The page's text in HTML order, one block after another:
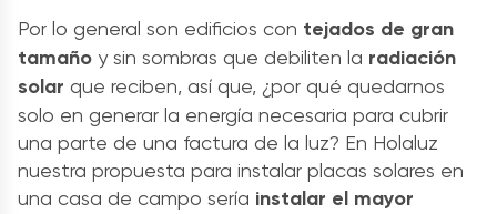
Por lo general son edificios con tejados de gran
tamaño y sin sombras que debiliten la radiación
solar que reciben, así que, ¿por qué quedarnos
solo en generar la energía necesaria para cubrir
una parte de una factura de la luz? En Holaluz
nuestra propuesta para instalar placas solares en
una casa de campo sería instalar el mayor